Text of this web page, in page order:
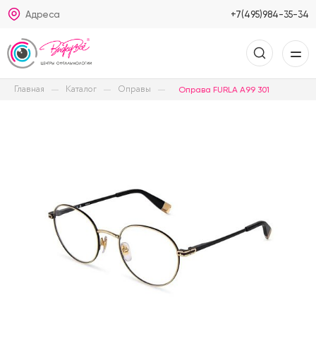
Адреса +7(495)984-35-34
Главная Каталог Оправы Оправа FURLA A99 301